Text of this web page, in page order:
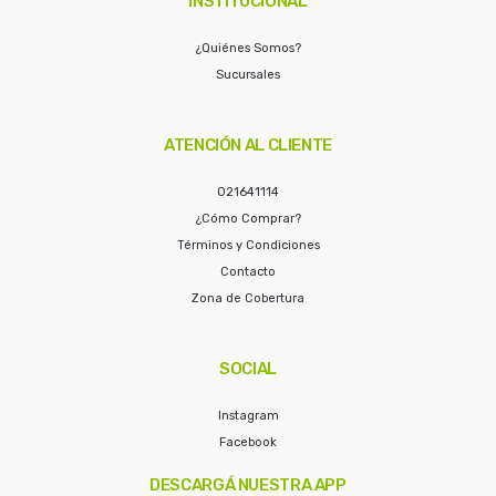
¿Quiénes Somos?
Sucursales
ATENCIÓN AL CLIENTE
021641114
¿Cómo Comprar?
Términos y Condiciones
Contacto
Zona de Cobertura
SOCIAL
Instagram
Facebook
DESCARGÁ NUESTRA APP